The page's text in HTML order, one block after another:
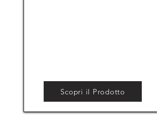
Scopri il Prodotto